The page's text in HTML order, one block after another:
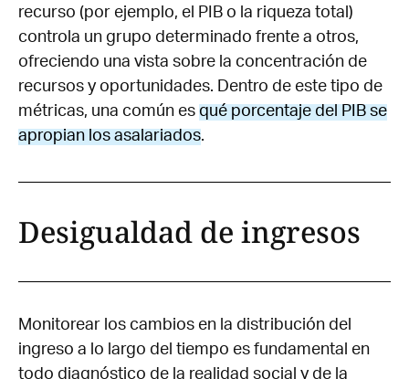
recurso (por ejemplo, el PIB o la riqueza total)
controla un grupo determinado frente a otros,
ofreciendo una vista sobre la concentración de
recursos y oportunidades. Dentro de este tipo de
métricas, una común es qué porcentaje del PIB se
apropian los asalariados.
Desigualdad de ingresos
Monitorear los cambios en la distribución del
ingreso a lo largo del tiempo es fundamental en
todo diagnóstico de la realidad social y de la